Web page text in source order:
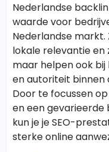
Nederlandse
waarde voor
Nederlandse
lokale relevantie en
maar helpen ook
en autoriteit binnen
Door te focussen
en een
kun je je SEO-
sterke online